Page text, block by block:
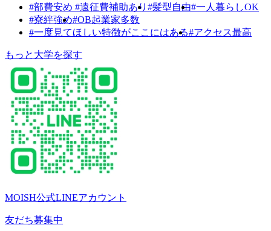
#部費安め #遠征費補助あり #髪型自由#一人暮らしOK
#寮絆強め#OB起業家多数
#一度見てほしい特徴がここにはある#アクセス最高
もっと大学を探す
MOISH公式LINEアカウント
友だち募集中